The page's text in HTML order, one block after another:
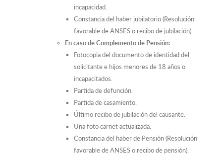
incapacidad.
Constancia del haber jubilatorio (Resolución
favorable de ANSES o recibo de jubilación).
En caso de Complemento de Pensión:
Fotocopia del documento de identidad del
solicitante e hijos menores de 18 años o
incapacitados.
Partida de defunción.
Partida de casamiento.
Último recibo de jubilación del causante.
Una foto carnet actualizada.
Constancia del haber de Pensión (Resolución
favorable de ANSES o recibo de pensión).